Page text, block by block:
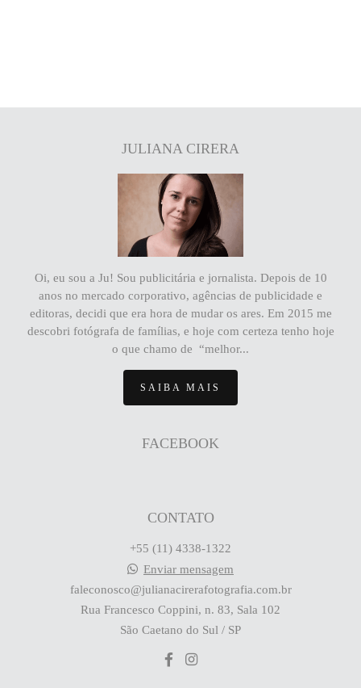
JULIANA CIRERA
Oi, eu sou a Ju! Sou publicitária e jornalista. Depois de 10
anos no mercado corporativo, agências de publicidade e
editoras, decidi que era hora de mudar os ares. Em 2015 me
descobri fotógrafa de famílias, e hoje com certeza tenho hoje
o que chamo de “melhor...
SAIBA MAIS
FACEBOOK
CONTATO
+55 (11) 4338-1322
Enviar mensagem
faleconosco@julianacirerafotografia.com.br
Rua Francesco Coppini, n. 83, Sala 102
São Caetano do Sul / SP